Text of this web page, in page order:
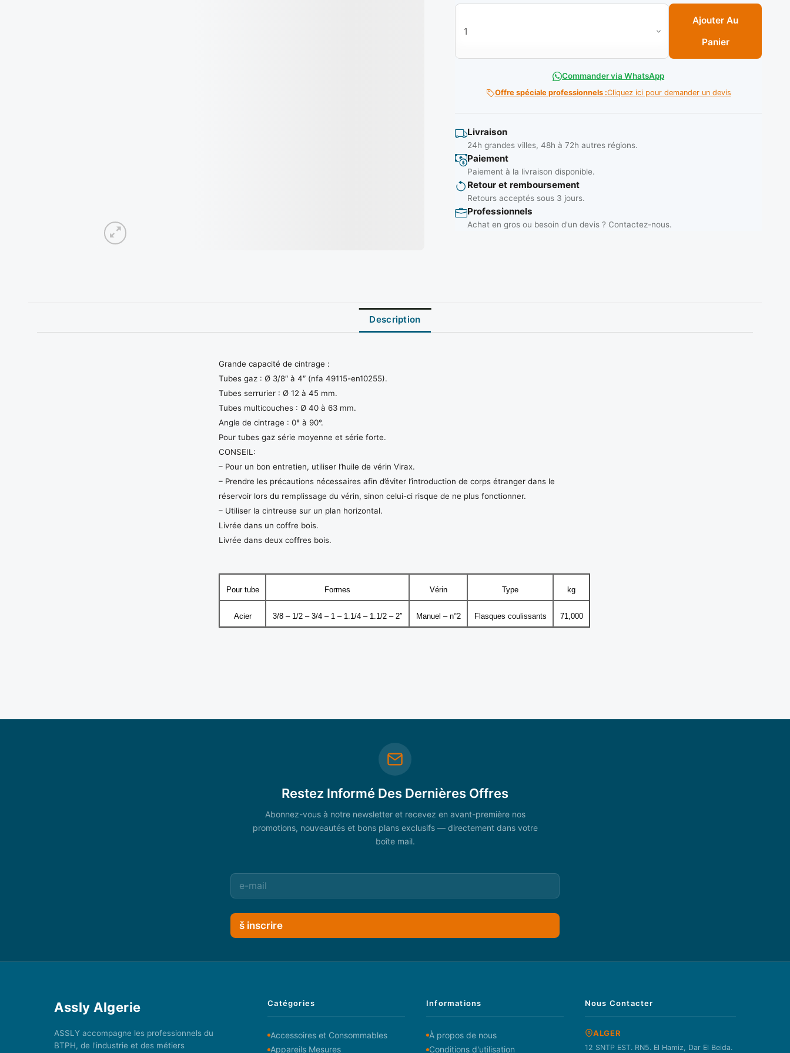
quantité de Cintreuse hydrolique ref: 240243 - 15/21 a 50 ** VIRAX
Ajouter Au
Panier
Commander via WhatsApp
Offre spéciale professionnels :Cliquez ici pour demander un devis
Livraison
24h grandes villes, 48h à 72h autres régions.
Paiement
Paiement à la livraison disponible.
Retour et remboursement
Retours acceptés sous 3 jours.
Professionnels
Achat en gros ou besoin d'un devis ? Contactez-nous.
Description
Grande capacité de cintrage :
Tubes gaz : Ø 3/8″ à 4″ (nfa 49115-en10255).
Tubes serrurier : Ø 12 à 45 mm.
Tubes multicouches : Ø 40 à 63 mm.
Angle de cintrage : 0° à 90°.
Pour tubes gaz série moyenne et série forte.
CONSEIL:
– Pour un bon entretien, utiliser l’huile de vérin Virax.
– Prendre les précautions nécessaires afin d’éviter l’introduction de corps étranger dans le
réservoir lors du remplissage du vérin, sinon celui-ci risque de ne plus fonctionner.
– Utiliser la cintreuse sur un plan horizontal.
Livrée dans un coffre bois.
Livrée dans deux coffres bois.
Pour tube Formes Vérin Type kg
Acier 3/8 – 1/2 – 3/4 – 1 – 1.1/4 – 1.1/2 – 2″ Manuel – n°2 Flasques coulissants 71,000
Restez Informé Des Dernières Offres
Abonnez-vous à notre newsletter et recevez en avant-première nos
promotions, nouveautés et bons plans exclusifs — directement dans votre
boîte mail.
š inscrire
Assly Algerie
ASSLY accompagne les professionnels du
BTPH, de l'industrie et des métiers
Catégories
Accessoires et Consommables
Appareils Mesures
Informations
À propos de nous
Conditions d'utilisation
Nous Contacter
ALGER
12 SNTP EST. RN5. El Hamiz, Dar El Beida.